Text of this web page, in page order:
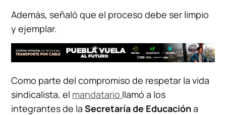
Además, señaló que el proceso debe ser limpio
y ejemplar.
Como parte del compromiso de respetar la vida
sindicalista, el mandatario llamó a los
integrantes de laSecretaría de Educacióna